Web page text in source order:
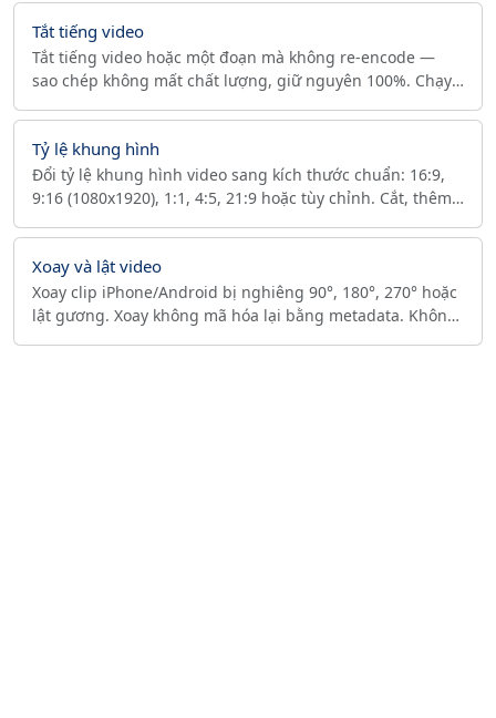
Tắt tiếng video
Tắt tiếng video hoặc một đoạn mà không re-encode —
sao chép không mất chất lượng, giữ nguyên 100%. Chạy
Tỷ lệ khung hình
Đổi tỷ lệ khung hình video sang kích thước chuẩn: 16:9,
9:16 (1080x1920), 1:1, 4:5, 21:9 hoặc tùy chỉnh. Cắt, thêm
Xoay và lật video
Xoay clip iPhone/Android bị nghiêng 90°, 180°, 270° hoặc
lật gương. Xoay không mã hóa lại bằng metadata. Không